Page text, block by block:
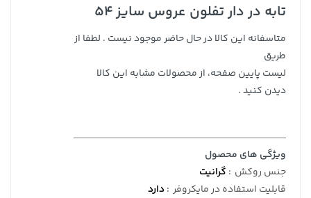
تابه در دار تفلون عروس سایز 54
متاسفانه این کالا در حال حاضر موجود نیست . لطفا از
طریق
لیست پایین صفحه، از محصولات مشابه این کالا
دیدن کنید .
ویژگی های محصول
جنس روکش : گرانیت
قابلیت استفاده در مایکروفر :دارد